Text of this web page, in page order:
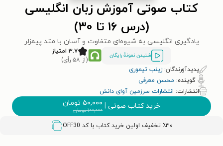
کتاب صوتی آموزش زبان انگلیسی
(درس ۱۶ تا ۳۰)
یادگیری انگلیسی به شیوه‌ای متفاوت و آسان با متد پیمزلر
شنیدن نمونۀ رایگان
۳.۷ امتیاز
(از ۵۸ رأی)
پدیدآورندگان: زینب تیموری
گوینده: محسن معرفی
انتشارات: انتشارات سرزمین آوای دانش
خرید کتاب صوتی | ۵۰,۰۰۰ تومان
۱۰۰,۰۰۰تومان
٪۳۰ تخفیف اولین خرید کتاب با کد OFF30